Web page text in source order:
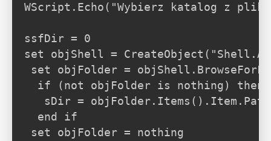
WScript.Echo("Wybierz katalog z
ssfDir = 0
set objShell =
set objFolder =
  if (not objFolder is nothing) then
   sDir = objFolder.Items().Item.Path
  end if
set objFolder = nothing